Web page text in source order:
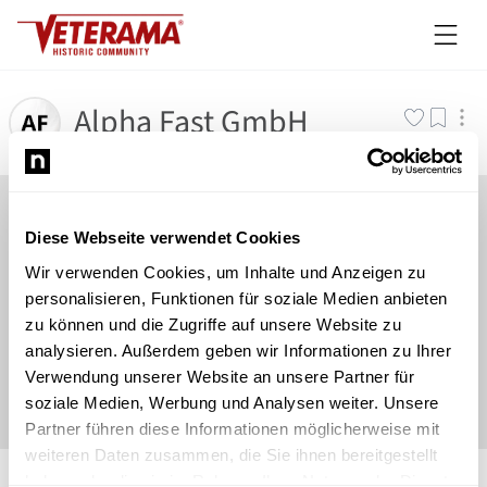
Diese Webseite verwendet Cookies
Wir verwenden Cookies, um Inhalte und Anzeigen zu
personalisieren, Funktionen für soziale Medien anbieten
zu können und die Zugriffe auf unsere Website zu
analysieren. Außerdem geben wir Informationen zu Ihrer
Verwendung unserer Website an unsere Partner für
soziale Medien, Werbung und Analysen weiter. Unsere
Partner führen diese Informationen möglicherweise mit
weiteren Daten zusammen, die Sie ihnen bereitgestellt
Alpha Fast GmbH
©Newsload /System